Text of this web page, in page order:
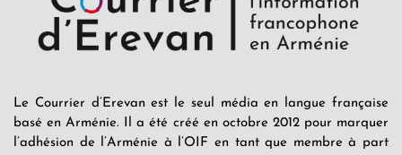
Le Courrier d’Erevan est le seul média en langue française
basé en Arménie. Il a été créé en octobre 2012 pour marquer
l’adhésion de l’Arménie à l’OIF en tant que membre à part